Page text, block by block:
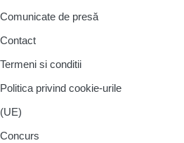
Comunicate de presă
Contact
Termeni si conditii
Politica privind cookie-urile
(UE)
Concurs